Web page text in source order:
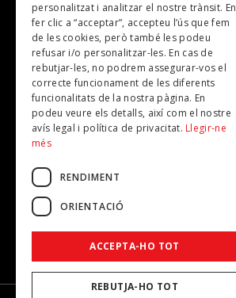
Revistes
SUBSCRIU-TE A LA NOSTRA NEWSLETTER!
Correu electrònic*
Accepto lapolítica de privacitat
personalitzat i analitzar el nostre trànsit. En
fer clic a “acceptar”, accepteu l’ús que fem
de les cookies, però també les podeu
refusar i/o personalitzar-les. En cas de
rebutjar-les, no podrem assegurar-vos el
correcte funcionament de les diferents
funcionalitats de la nostra pàgina. En
podeu veure els detalls, així com el nostre
avís legal i política de privacitat. Llegir-ne
més
RENDIMENT
ORIENTACIÓ
ACCEPTA-HO TOT
REBUTJA-HO TOT